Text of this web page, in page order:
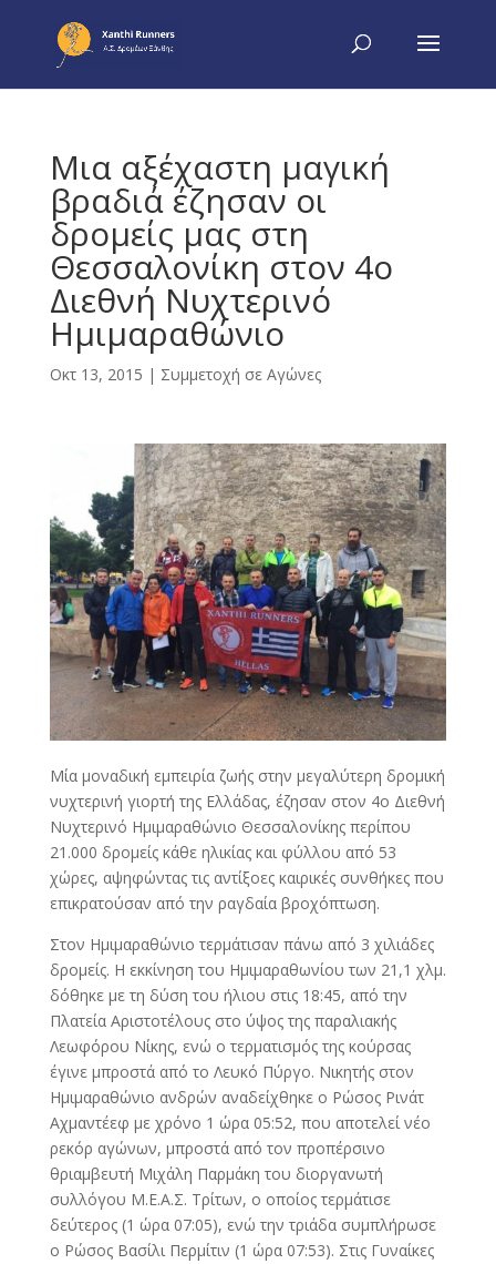
Μια αξέχαστη μαγική
βραδιά έζησαν οι
δρομείς μας στη
Θεσσαλονίκη στον 4ο
Διεθνή Νυχτερινό
Ημιμαραθώνιο
Οκτ 13, 2015 | Συμμετοχή σε Αγώνες
Μία μοναδική εμπειρία ζωής στην μεγαλύτερη δρομική
νυχτερινή γιορτή της Ελλάδας, έζησαν στον 4ο Διεθνή
Νυχτερινό Ημιμαραθώνιο Θεσσαλονίκης περίπου
21.000 δρομείς κάθε ηλικίας και φύλλου από 53
χώρες, αψηφώντας τις αντίξοες καιρικές συνθήκες που
επικρατούσαν από την ραγδαία βροχόπτωση.
Στον Ημιμαραθώνιο τερμάτισαν πάνω από 3 χιλιάδες
δρομείς. Η εκκίνηση του Ημιμαραθωνίου των 21,1 χλμ.
δόθηκε με τη δύση του ήλιου στις 18:45, από την
Πλατεία Αριστοτέλους στο ύψος της παραλιακής
Λεωφόρου Νίκης, ενώ ο τερματισμός της κούρσας
έγινε μπροστά από το Λευκό Πύργο. Νικητής στον
Ημιμαραθώνιο ανδρών αναδείχθηκε ο Ρώσος Ρινάτ
Αχμαντέεφ με χρόνο 1 ώρα 05:52, που αποτελεί νέο
ρεκόρ αγώνων, μπροστά από τον προπέρσινο
θριαμβευτή Μιχάλη Παρμάκη του διοργανωτή
συλλόγου Μ.Ε.Α.Σ. Τρίτων, ο οποίος τερμάτισε
δεύτερος (1 ώρα 07:05), ενώ την τριάδα συμπλήρωσε
ο Ρώσος Βασίλι Περμίτιν (1 ώρα 07:53). Στις Γυναίκες